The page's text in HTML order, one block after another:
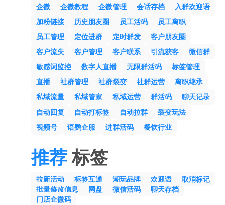
企微
企微教程 企微管理 会话存档
入群欢迎语
加粉链接
历史朋友圈 员工活码
员工离职
员工管理
定位进群 定时群发
客户朋友圈
客户流失
客户管理 客户联系 引流获客
微信群
敏感词监控
数字人直播 无限群活码
标签管理
直播
社群管理 社群裂变 社群运营
离职继承
私域流量
私域管家 私域运营 群活码
聊天记录
自动回复
自动打标签 自动拉群
裂变玩法
视频号
语鹦企服 进群活码 餐饮行业
推荐标签
拉新活动 标签互通 潮玩品牌 欢迎语
取消标记
批量修改信息
网盘 微信活码
聊天存档
门店企微码